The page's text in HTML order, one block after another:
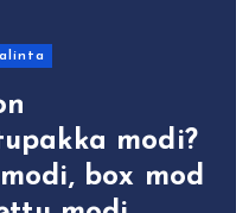
modi?
box mod